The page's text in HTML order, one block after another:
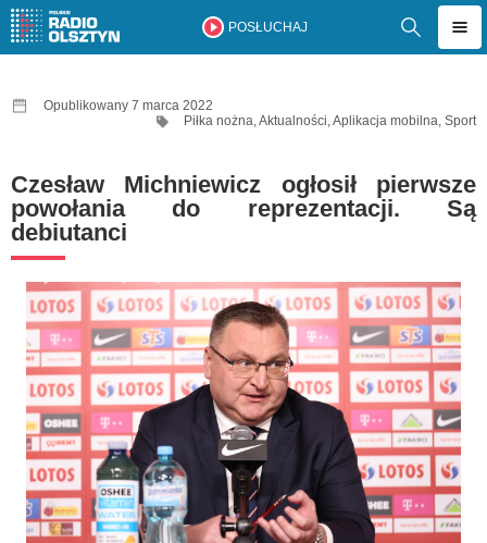
POSŁUCHAJ
Opublikowany 7 marca 2022
Piłka nożna,Aktualności,Aplikacja mobilna, Sport
Czesław Michniewicz ogłosił pierwsze
powołania do reprezentacji. Są
debiutanci